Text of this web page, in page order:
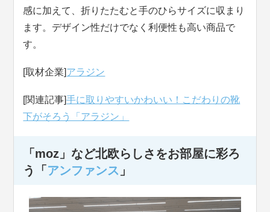
感に加えて、折りたたむと手のひらサイズに収まり
ます。デザイン性だけでなく利便性も高い商品で
す。
[取材企業]アラジン
[関連記事]手に取りやすいかわいい！こだわりの靴
下がそろう「アラジン」
「moz」など北欧らしさをお部屋に彩ろ
う「 アンファンス 」